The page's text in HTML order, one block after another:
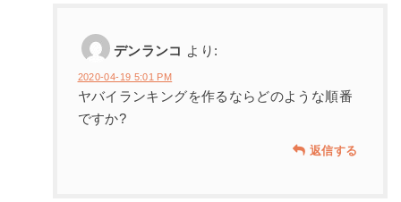
デンランコ より:
2020-04-19 5:01 PM
ヤバイランキングを作るならどのような順番
ですか?
返信する